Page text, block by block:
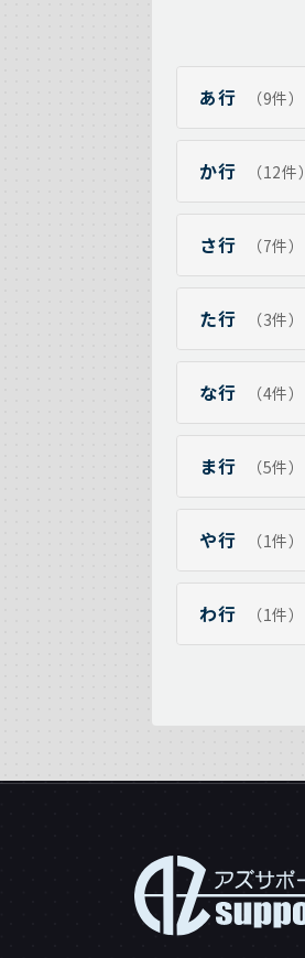
あ行 （9件）
か行 （12件）
さ行 （7件）
た行 （3件）
な行 （4件）
ま行 （5件）
や行 （1件）
わ行 （1件）